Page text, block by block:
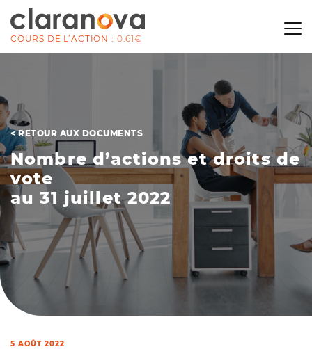
COURS DE L’ACTION : 0.61€
< RETOUR AUX DOCUMENTS
Nombre d’actions et droits de
vote
au 31 juillet 2022
5 AOÛT 2022